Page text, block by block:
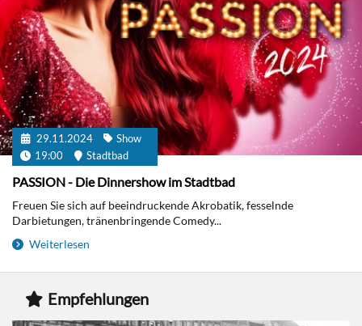
29.11.2024
Show
19:00
Stadtbad
PASSION - Die Dinnershow im Stadtbad
Freuen Sie sich auf beeindruckende Akrobatik, fesselnde
Darbietungen, tränenbringende Comedy...
Weiterlesen
Empfehlungen